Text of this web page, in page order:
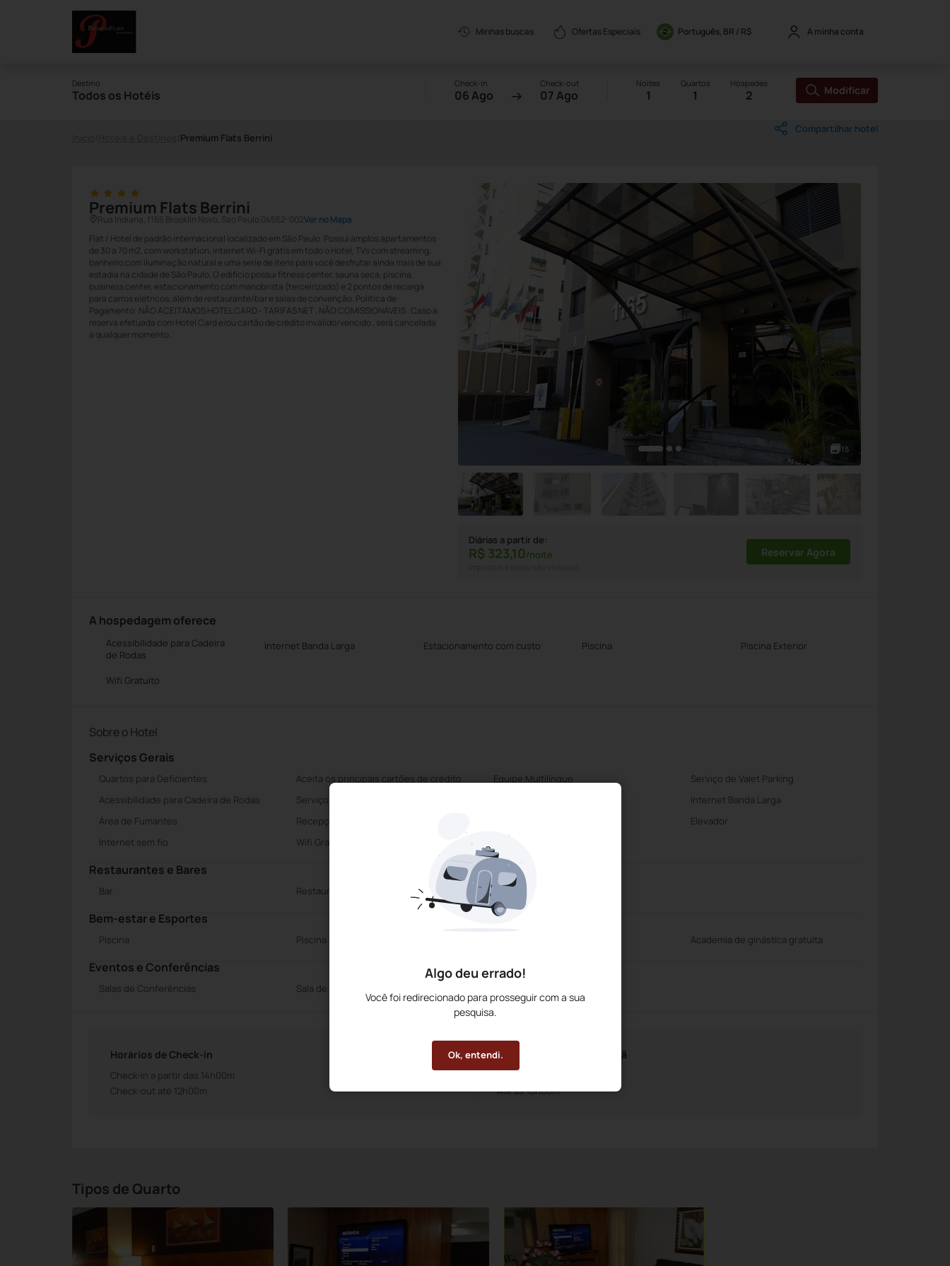
Minhas buscas Ofertas Especiais Português, BR / R$ A minha conta
Algo deu errado!
Você foi redirecionado para prosseguir com a sua
pesquisa.
Ok, entendi.
Destino
Todos os Hotéis
Check-in
06 Ago
Check-out
07 Ago
Noites
1
Quartos
1
Hóspedes
2 Modificar
Premium Flats Berrini
Compartilhar hotel
Premium Flats Berrini
Rua Indiana, 1165 Brooklin Novo, Sao Paulo 04562-002Ver no Mapa
Flat / Hotel de padrão internacional localizado em São Paulo. Possui amplos apartamentos
de 30 a 70 m2, com workstation, internet Wi-Fi grátis em todo o Hotel, TVs com streaming,
banheiro com iluminação natural e uma serie de itens para você desfrutar ainda mais de sua
estadia na cidade de São Paulo. O edifício possui fitness center, sauna seca, piscina,
business center, estacionamento com manobrista (terceirizado) e 2 pontos de recarga
para carros elétricos, além de restaurante/bar e salas de convenção. Política de
Pagamento: NÃO ACEITAMOS HOTEL CARD - TARIFAS NET , NÃO COMISSIONÁVEIS . Caso a
reserva efetuada com Hotel Card e/ou cartão de crédito inválido/vencido , será cancelada
à qualquer momento.
15
Diárias a partir de:
R$ 323,10/noite Reservar Agora
A hospedagem oferece
Acessibilidade para Cadeira
de Rodas
Internet Banda Larga Estacionamento com custo Piscina Piscina Exterior
Wifi Gratuito
Sobre o Hotel
Serviços Gerais
Quartos para Deficientes Aceita os principais cartões de crédito Equipe Multilíngue
Serviço de Valet Parking
Acessibilidade para Cadeira de Rodas
Serviço de limpeza diário
Internet Banda Larga
Área de Fumantes
Recepção 24 horas
Elevador
Internet sem fio
Wifi Gratuito
Restaurantes e Bares
Bar Restaurante
Bem-estar e Esportes
Piscina Piscina Exterior Academia de ginástica gratuita
Eventos e Conferências
Salas de Conferências Sala de Reuniões
Horários de Check-in
Check-in a partir das 14h00m
Check-out até 12h00m
Horários do Café da Manhã
Até às 10h00m
Tipos de Quarto